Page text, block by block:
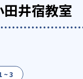
田井宿教室
~ 3